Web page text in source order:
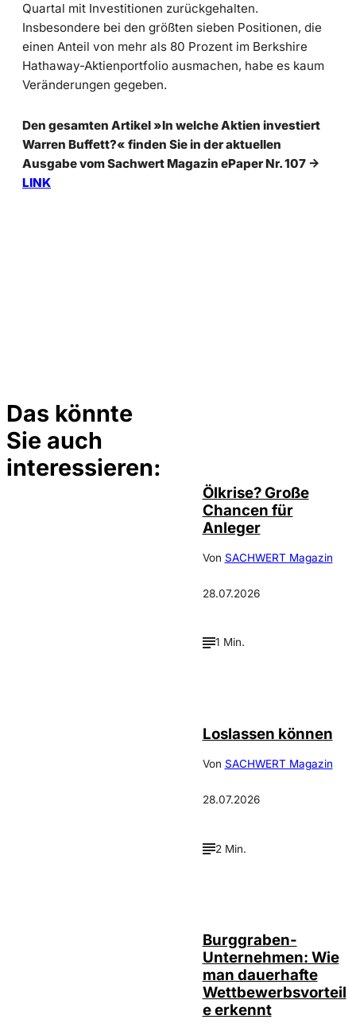
Quartal mit Investitionen zurückgehalten.
Insbesondere bei den größten sieben Positionen, die
einen Anteil von mehr als 80 Prozent im Berkshire
Hathaway-Aktienportfolio ausmachen, habe es kaum
Veränderungen gegeben.
Den gesamten Artikel »In welche Aktien investiert
Warren Buffett?« finden Sie in der aktuellen
Ausgabe vom Sachwert Magazin ePaper Nr. 107 ->
LINK
Das könnte
Sie auch
interessieren:
Ölkrise? Große
Chancen für
Anleger
Von SACHWERT Magazin
28.07.2026
1 Min.
Loslassen können
Von SACHWERT Magazin
28.07.2026
2 Min.
Burggraben-
Unternehmen: Wie
man dauerhafte
Wettbewerbsvorteil
e erkennt